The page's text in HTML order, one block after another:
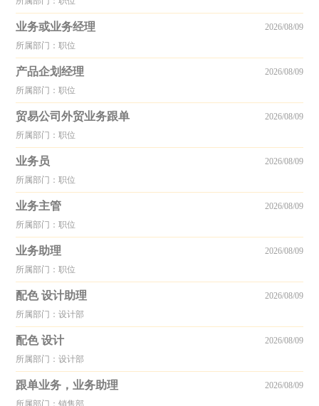
业务或业务经理
所属部门：职位
2026/08/09
产品企划经理
所属部门：职位
2026/08/09
贸易公司外贸业务跟单
所属部门：职位
2026/08/09
业务员
所属部门：职位
2026/08/09
业务主管
所属部门：职位
2026/08/09
业务助理
所属部门：职位
2026/08/09
配色 设计助理
所属部门：设计部
2026/08/09
配色 设计
所属部门：设计部
2026/08/09
跟单业务，业务助理
所属部门：销售部
2026/08/09